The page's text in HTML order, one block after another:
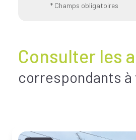
* Champs obligatoires
Consulter les
correspondants